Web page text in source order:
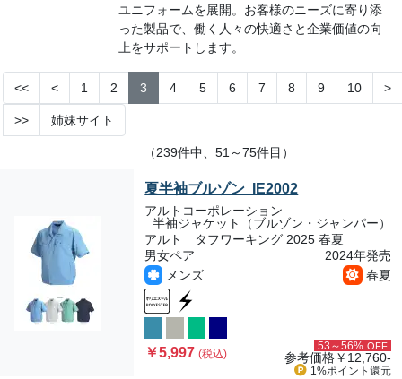
ユニフォームを展開。お客様のニーズに寄り添
った製品で、働く人々の快適さと企業価値の向
上をサポートします。
<< < 1 2 3 4 5 6 7 8 9 10 >
>> 姉妹サイト
（239件中、51～75件目）
夏半袖ブルゾン IE2002
アルトコーポレーション
半袖ジャケット（ブルゾン・ジャンパー）
アルト タフワーキング 2025 春夏
男女ペア
2024年発売
メンズ
春夏
￥5,997(税込)
53～56% OFF
参考価格￥12,760-
1%ポイント 還元